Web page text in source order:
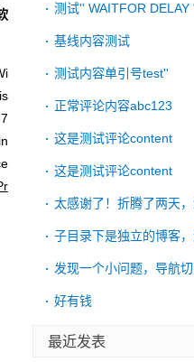
测试'' WAITFOR DELAY
基线内容测试
测试内容单引号test''
正常评论内容abc123
这是测试评论content
这是测试评论content
好有钱
最近发表